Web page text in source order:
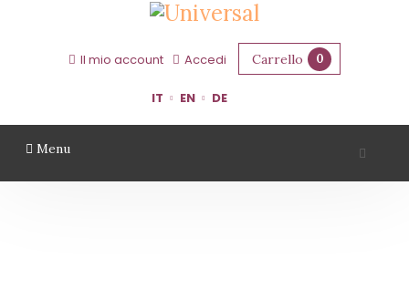
Il mio account Accedi Carrello 0
IT EN DE
Menu